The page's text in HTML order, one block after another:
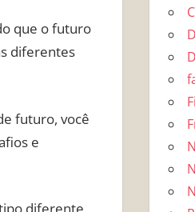
que o futuro
diferentes
futuro, você
e